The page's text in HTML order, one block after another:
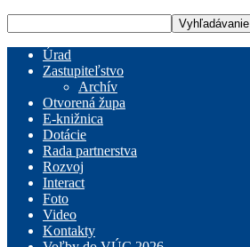
Úrad
Zastupiteľstvo
Archív
Otvorená župa
E-knižnica
Dotácie
Rada partnerstva
Rozvoj
Interact
Foto
Video
Kontakty